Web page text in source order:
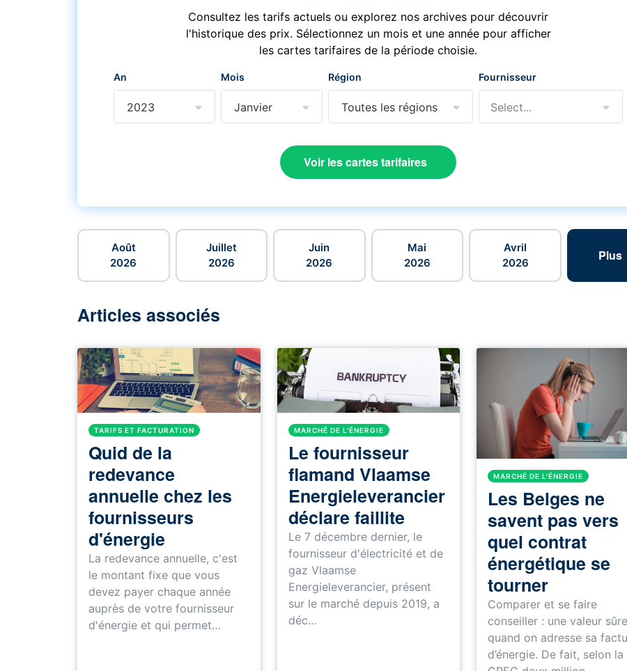
Consultez les tarifs actuels ou explorez nos archives pour découvrir
l'historique des prix. Sélectionnez un mois et une année pour afficher
les cartes tarifaires de la période choisie.
An
2023
Mois
Janvier
Région
Toutes les régions
Fournisseur
Select...
Voir les cartes tarifaires
Août
2026
Juillet
2026
Juin
2026
Mai
2026
Avril
2026
Plus
Articles associés
TARIFS ET FACTURATION
Quid de la
redevance
annuelle chez les
fournisseurs
d'énergie
La redevance annuelle, c'est
le montant fixe que vous
devez payer chaque année
auprès de votre fournisseur
d'énergie et qui permet…
MARCHÉ DE L'ÉNERGIE
Le fournisseur
flamand Vlaamse
Energieleverancier
déclare faillite
Le 7 décembre dernier, le
fournisseur d'électricité et de
gaz Vlaamse
Energieleverancier, présent
sur le marché depuis 2019, a
déc…
MARCHÉ DE L'ÉNERGIE
Les Belges ne
savent pas vers
quel contrat
énergétique se
tourner
Comparer et se faire
conseiller : une valeur sûre
quand on adresse sa
d’énergie. De fait, selon la